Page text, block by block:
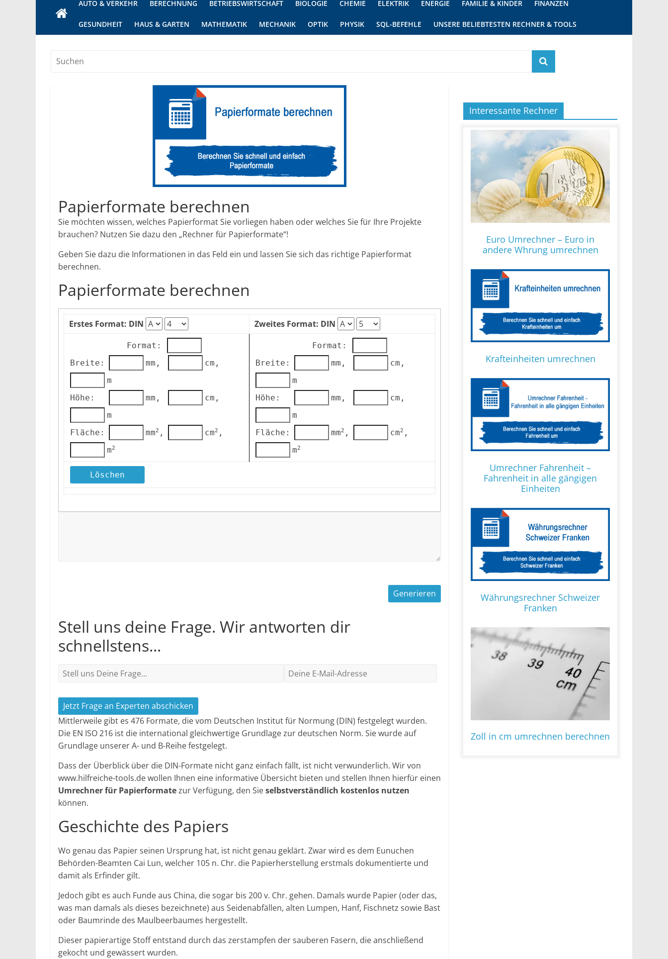
AUTO & VERKEHR BERECHNUNG BETRIEBSWIRTSCHAFT BIOLOGIE CHEMIE ELEKTRIK ENERGIE FAMILIE & KINDER FINANZEN
GESUNDHEIT HAUS & GARTEN MATHEMATIK MECHANIK OPTIK PHYSIK SQL-BEFEHLE UNSERE BELIEBTESTEN RECHNER & TOOLS
Papierformate berechnen
Sie möchten wissen, welches Papierformat Sie vorliegen haben oder welches Sie für Ihre Projekte
brauchen? Nutzen Sie dazu den „Rechner für Papierformate“!
Geben Sie dazu die Informationen in das Feld ein und lassen Sie sich das richtige Papierformat
berechnen.
Papierformate berechnen
Erstes Format: DIN Zweites Format: DIN
Format:
Breite:
mm,
cm,
m
Höhe:
mm,
cm,
m
Fläche:
mm2 , cm2 ,
m2
Format:
Breite:
mm,
cm,
m
Höhe:
mm,
cm,
m
Fläche:
mm2 , cm2 ,
m2
Stell uns deine Frage. Wir antworten dir
schnellstens...
Jetzt Frage an Experten abschicken
Mittlerweile gibt es 476 Formate, die vom Deutschen Institut für Normung (DIN) festgelegt wurden.
Die EN ISO 216 ist die international gleichwertige Grundlage zur deutschen Norm. Sie wurde auf
Grundlage unserer A- und B-Reihe festgelegt.
Dass der Überblick über die DIN-Formate nicht ganz einfach fällt, ist nicht verwunderlich. Wir von
www.hilfreiche-tools.de wollen Ihnen eine informative Übersicht bieten und stellen Ihnen hierfür einen
Umrechner für Papierformatezur Verfügung, den Sieselbstverständlich kostenlos nutzen
können.
Geschichte des Papiers
Wo genau das Papier seinen Ursprung hat, ist nicht genau geklärt. Zwar wird es dem Eunuchen
Behörden-Beamten Cai Lun, welcher 105 n. Chr. die Papierherstellung erstmals dokumentierte und
damit als Erfinder gilt.
Jedoch gibt es auch Funde aus China, die sogar bis 200 v. Chr. gehen. Damals wurde Papier (oder das,
was man damals als dieses bezeichnete) aus Seidenabfällen, alten Lumpen, Hanf, Fischnetz sowie Bast
oder Baumrinde des Maulbeerbaumes hergestellt.
Dieser papierartige Stoff entstand durch das zerstampfen der sauberen Fasern, die anschließend
gekocht und gewässert wurden.
Interessante Rechner
Euro Umrechner – Euro in
andere Whrung umrechnen
Krafteinheiten umrechnen
Umrechner Fahrenheit –
Fahrenheit in alle gängigen
Einheiten
Währungsrechner Schweizer
Franken
Zoll in cm umrechnen berechnen